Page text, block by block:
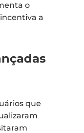
o
a
que